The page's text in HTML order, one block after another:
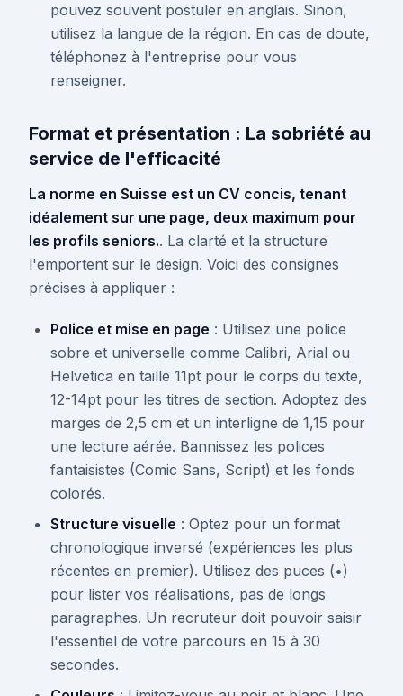
pouvez souvent postuler en anglais. Sinon,
utilisez la langue de la région. En cas de doute,
téléphonez à l'entreprise pour vous
renseigner.
Format et présentation : La sobriété au
service de l'efficacité
La norme en Suisse est un CV concis, tenant
idéalement sur une page, deux maximum pour
les profils seniors.. La clarté et la structure
l'emportent sur le design. Voici des consignes
précises à appliquer :
Police et mise en page : Utilisez une police
sobre et universelle comme Calibri, Arial ou
Helvetica en taille 11pt pour le corps du texte,
12-14pt pour les titres de section. Adoptez des
marges de 2,5 cm et un interligne de 1,15 pour
une lecture aérée. Bannissez les polices
fantaisistes (Comic Sans, Script) et les fonds
colorés.
Structure visuelle : Optez pour un format
chronologique inversé (expériences les plus
récentes en premier). Utilisez des puces (•)
pour lister vos réalisations, pas de longs
paragraphes. Un recruteur doit pouvoir saisir
l'essentiel de votre parcours en 15 à 30
secondes.